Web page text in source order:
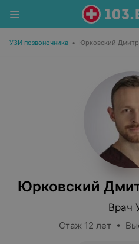
УЗИ позвоночника • Юрковский
Юрковский
Врач
Стаж 12 лет •